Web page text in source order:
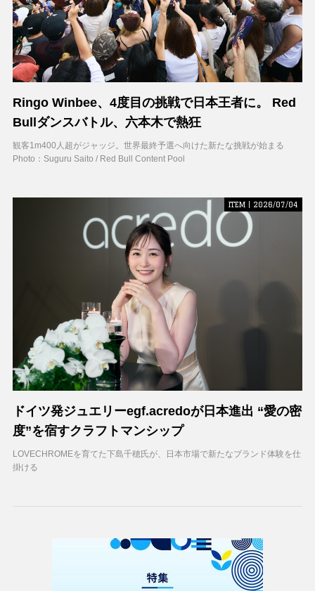
Ringo Winbee、4度目の挑戦で日本王者に。 Red
Bullダンスバトル、六本木で熱狂
観客1m400人超がジャッジ。世界最終予選へ向けた新たな挑戦が始まる
Photo：Suguru Saito / Red Bull Content Pool
ITEM | 2026/07/04
ドイツ発ジュエリーegf.acredoが日本進出 “愛の密
度”を宿すクラフトマンシップ
LOVECHROMEを育てた下島千穂氏が、日本市場で新たなブランド体験を仕
掛ける